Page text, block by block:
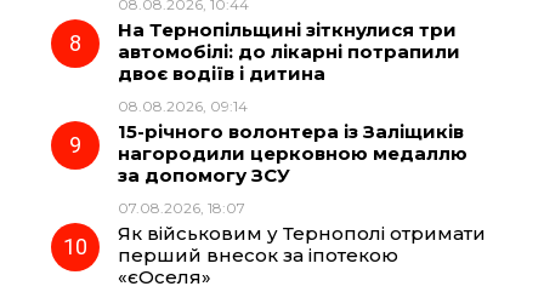
08.08.2026, 10:44
На Тернопільщині зіткнулися три
автомобілі: до лікарні потрапили
двоє водіїв і дитина
08.08.2026, 09:14
15-річного волонтера із Заліщиків
нагородили церковною медаллю
за допомогу ЗСУ
07.08.2026, 18:07
Як військовим у Тернополі отримати
перший внесок за іпотекою
«єОселя»